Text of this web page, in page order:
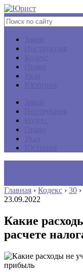
Главная › Кодекс › 30 ›
23.09.2022
Какие
расчете